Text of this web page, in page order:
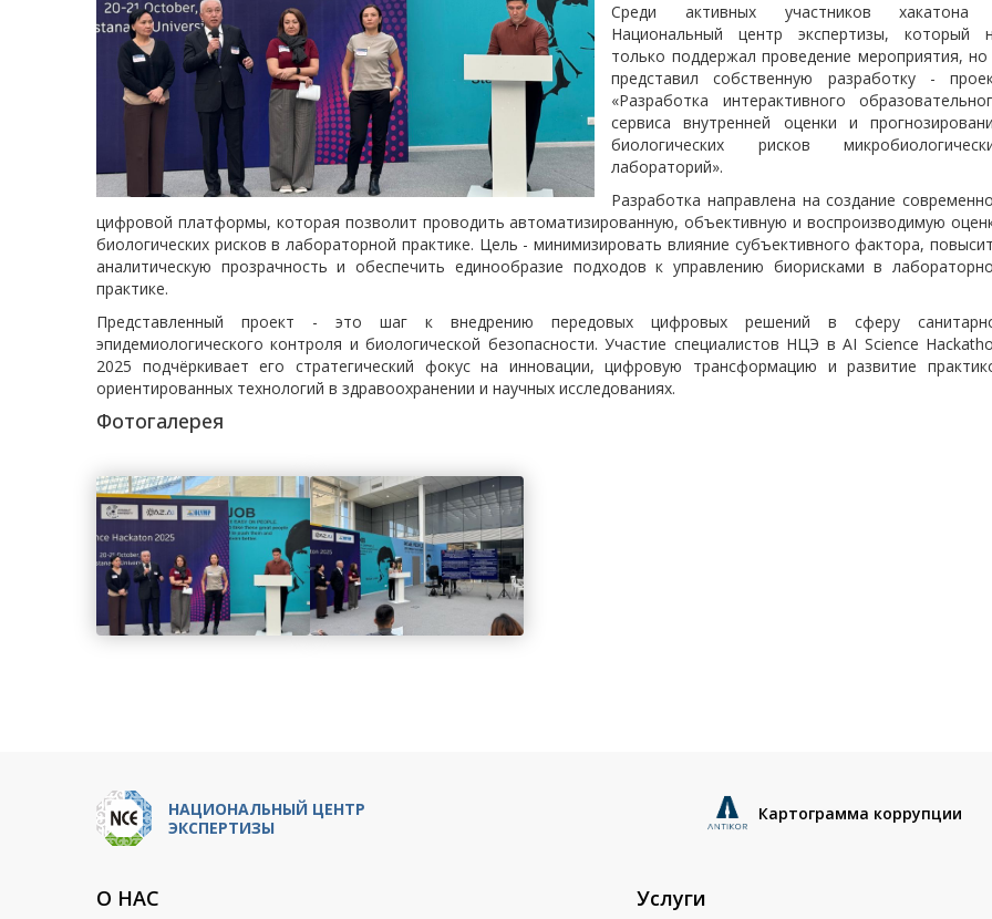
Среди активных участников
Национальный центр экспертизы, который
только поддержал проведение мероприятия, но
представил собственную разработку -
«Разработка интерактивного
сервиса внутренней оценки и
биологических рисков
лабораторий».
Разработка направлена на создание
цифровой платформы, которая позволит проводить автоматизированную, объективную и воспроизводимую
биологических рисков в лабораторной практике. Цель - минимизировать влияние субъективного фактора,
аналитическую прозрачность и обеспечить единообразие подходов к управлению биорисками в
практике.
Представленный проект - это шаг к внедрению передовых цифровых решений в сферу
эпидемиологического контроля и биологической безопасности. Участие специалистов НЦЭ в AI Science
2025 подчёркивает его стратегический фокус на инновации, цифровую трансформацию и развитие
ориентированных технологий в здравоохранении и научных исследованиях.
Фотогалерея
НАЦИОНАЛЬНЫЙ ЦЕНТР
ЭКСПЕРТИЗЫ
Картограмма коррупции
О НАС Услуги